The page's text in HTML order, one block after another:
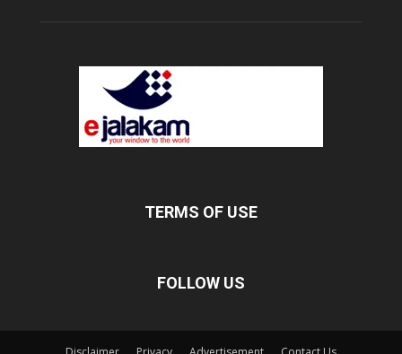
TERMS OF USE
FOLLOW US